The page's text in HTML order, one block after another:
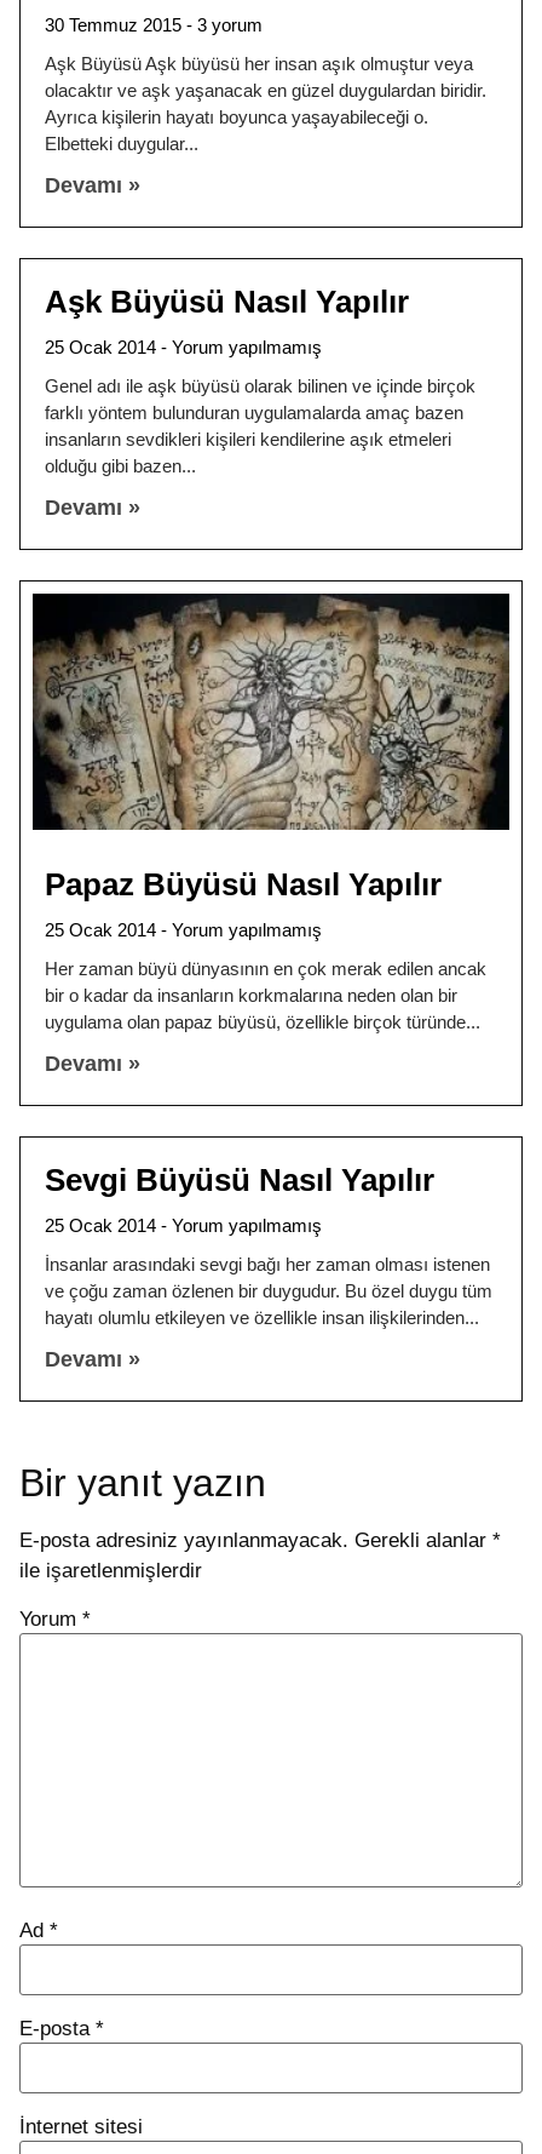
30 Temmuz 2015
3 yorum
Aşk Büyüsü Aşk büyüsü her insan aşık olmuştur veya
olacaktır ve aşk yaşanacak en güzel duygulardan biridir.
Ayrıca kişilerin hayatı boyunca yaşayabileceği o.
Elbetteki duygular
Devamı »
Aşk Büyüsü Nasıl Yapılır
25 Ocak 2014
Yorum yapılmamış
Genel adı ile aşk büyüsü olarak bilinen ve içinde birçok
farklı yöntem bulunduran uygulamalarda amaç bazen
insanların sevdikleri kişileri kendilerine aşık etmeleri
olduğu gibi bazen
Devamı »
Papaz Büyüsü Nasıl Yapılır
25 Ocak 2014
Yorum yapılmamış
Her zaman büyü dünyasının en çok merak edilen ancak
bir o kadar da insanların korkmalarına neden olan bir
uygulama olan papaz büyüsü, özellikle birçok türünde
Devamı »
Sevgi Büyüsü Nasıl Yapılır
25 Ocak 2014
Yorum yapılmamış
İnsanlar arasındaki sevgi bağı her zaman olması istenen
ve çoğu zaman özlenen bir duygudur. Bu özel duygu tüm
hayatı olumlu etkileyen ve özellikle insan ilişkilerinden
Devamı »
Bir yanıt yazın
E-posta adresiniz yayınlanmayacak. Gerekli alanlar *
ile işaretlenmişlerdir
Yorum *
Ad *
E-posta *
İnternet sitesi